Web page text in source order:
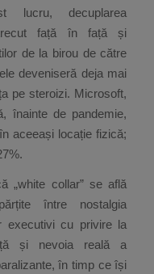
lucru, decuplarea
față în față și
de la birou de către
deveniseră deja mai
pe steroizi. Microsoft,
înainte de pandemie,
aceeași locație fizică;
„white collar” se află
între nostalgia
executivi cu privire la
și nevoia reală a
în timp ce își